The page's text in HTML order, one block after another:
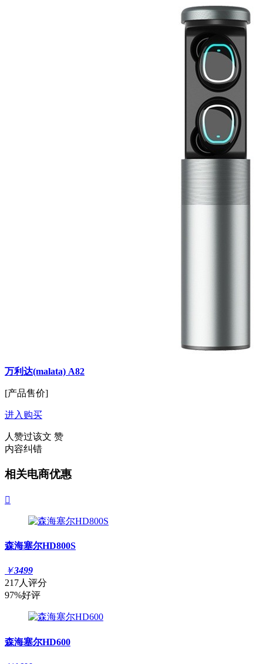
万利达(malata) A82
[产品售价]
进入购买
人赞过该文 赞
内容纠错
相关电商优惠

森海塞尔HD800S
￥3499
217人评分
97%好评
森海塞尔HD600